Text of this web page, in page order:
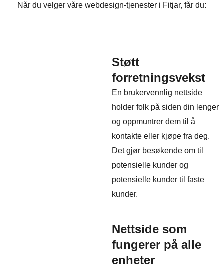
Når du velger våre webdesign-tjenester i Fitjar, får du:
Støtt
forretningsvekst
En brukervennlig nettside
holder folk på siden din lenger
og oppmuntrer dem til å
kontakte eller kjøpe fra deg.
Det gjør besøkende om til
potensielle kunder og
potensielle kunder til faste
kunder.
Nettside som
fungerer på alle
enheter